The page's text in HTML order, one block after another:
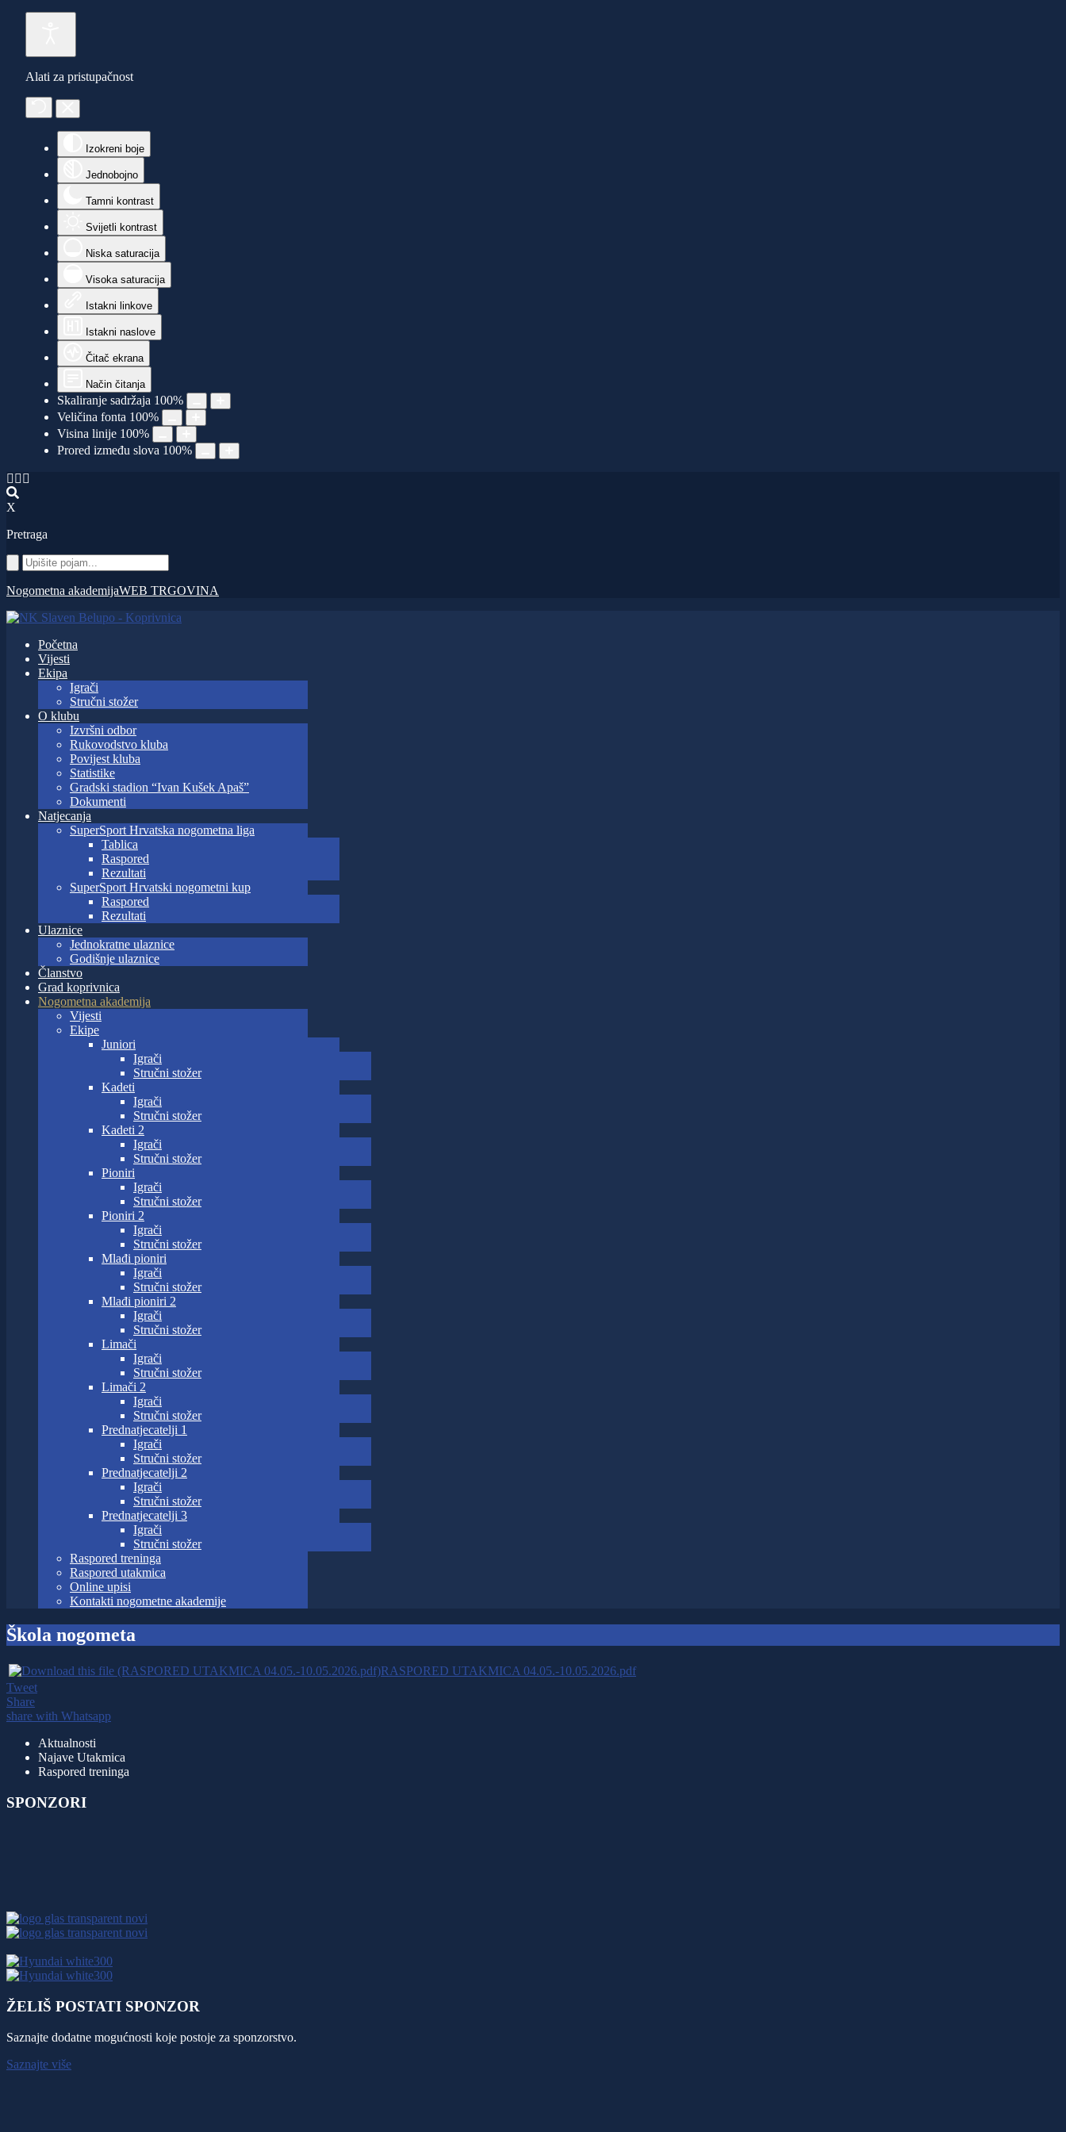
Alati za pristupačnost
Izokreni boje
Jednobojno
Tamni kontrast
Svijetli kontrast
Niska saturacija
Visoka saturacija
Istakni linkove
Istakni naslove
Čitač ekrana
Način čitanja
Skaliranje sadržaja 100%
Veličina fonta 100%
Visina linije 100%
Prored između slova 100%
X
Pretraga
Nogometna akademijaWEB TRGOVINA
Početna
Vijesti
Ekipa
Igrači
Stručni stožer
O klubu
Izvršni odbor
Rukovodstvo kluba
Povijest kluba
Statistike
Gradski stadion “Ivan Kušek Apaš”
Dokumenti
Natjecanja
SuperSport Hrvatska nogometna liga
Tablica
Raspored
Rezultati
SuperSport Hrvatski nogometni kup
Raspored
Rezultati
Ulaznice
Jednokratne ulaznice
Godišnje ulaznice
Članstvo
Grad koprivnica
Nogometna akademija
Vijesti
Ekipe
Juniori
Igrači
Stručni stožer
Kadeti
Igrači
Stručni stožer
Kadeti 2
Igrači
Stručni stožer
Pioniri
Igrači
Stručni stožer
Pioniri 2
Igrači
Stručni stožer
Mlađi pioniri
Igrači
Stručni stožer
Mlađi pioniri 2
Igrači
Stručni stožer
Limači
Igrači
Stručni stožer
Limači 2
Igrači
Stručni stožer
Prednatjecatelji 1
Igrači
Stručni stožer
Prednatjecatelji 2
Igrači
Stručni stožer
Prednatjecatelji 3
Igrači
Stručni stožer
Raspored treninga
Raspored utakmica
Online upisi
Kontakti nogometne akademije
Škola nogometa
RASPORED UTAKMICA 04.05.-10.05.2026.pdf
Tweet
Share
share with Whatsapp
Aktualnosti
Najave Utakmica
Raspored treninga
SPONZORI
ŽELIŠ POSTATI SPONZOR
Saznajte dodatne mogućnosti koje postoje za sponzorstvo.
Saznajte više